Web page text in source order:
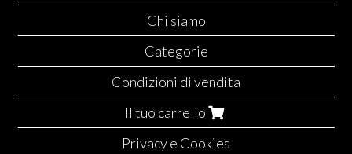
Chi siamo
Categorie
Condizioni di vendita
Il tuo carrello
Privacy e Cookies